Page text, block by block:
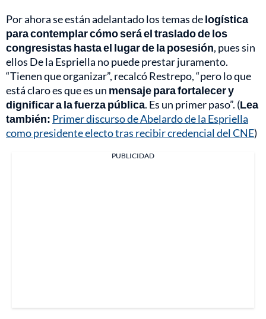
Por ahora se están adelantado los temas delogística
para contemplar cómo será el traslado de los
congresistas hasta el lugar de la posesión, pues sin
ellos De la Espriella no puede prestar juramento.
“Tienen que organizar”, recalcó Restrepo, “pero lo que
está claro es que es un mensaje para fortalecer y
dignificar a la fuerza pública. Es un primer paso”. (Lea
también: Primer discurso de Abelardo de la Espriella
como presidente electo tras recibir credencial del CNE)
PUBLICIDAD